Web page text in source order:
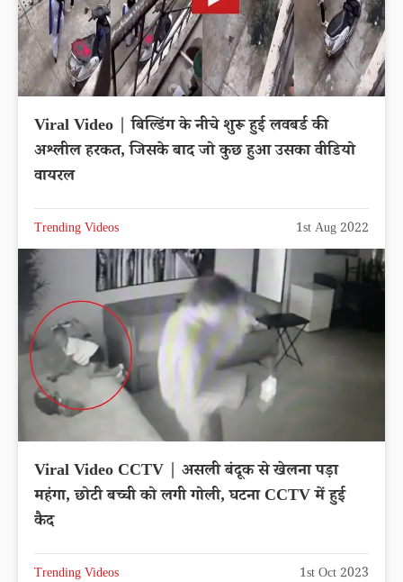
Viral Video | बिल्डिंग के नीचे शुरू हुई लवबर्ड की
अश्लील हरकत, जिसके बाद जो कुछ हुआ उसका वीडियो
वायरल
Trending Videos 1st Aug 2022
Viral Video CCTV | असली बंदूक से खेलना पड़ा
महंगा, छोटी बच्ची को लगी गोली, घटना CCTV में हुई
कैद
Trending Videos 1st Oct 2023